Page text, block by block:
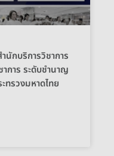
นักบริการวิชาการ
การ ระดับชำนาญ
ทรวงมหาดไทย